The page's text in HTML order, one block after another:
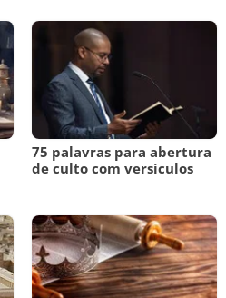
75 palavras para abertura
de culto com versículos